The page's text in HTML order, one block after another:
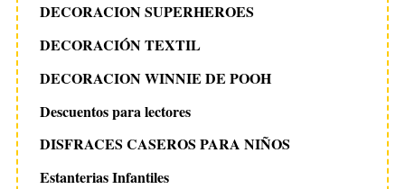
DECORACION SUPERHEROES
DECORACIÓN TEXTIL
DECORACION WINNIE DE POOH
Descuentos para lectores
DISFRACES CASEROS PARA NIÑOS
Estanterias Infantiles